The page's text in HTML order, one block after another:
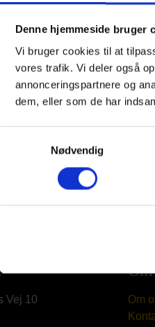
Denne hjemmeside bruger
Vi bruger cookies til at
vores trafik. Vi deler også
annonceringspartnere og
dem, eller som de har
Nødvendig
Vej 10
Om